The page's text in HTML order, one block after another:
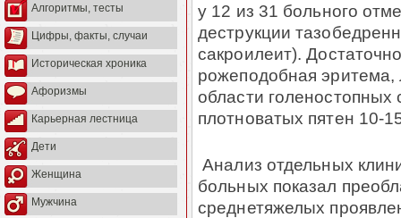
Алгоритмы, тесты
Цифры, факты, случаи
Историческая хроника
Афоризмы
Карьерная лестница
Дети
Женщина
Мужчина
у 12 из 31 больного
деструкции
сакроилеит).
рожеподобная
области
плотноватых пятен 10-
Анализ отдельных
больных показал
среднетяжелых